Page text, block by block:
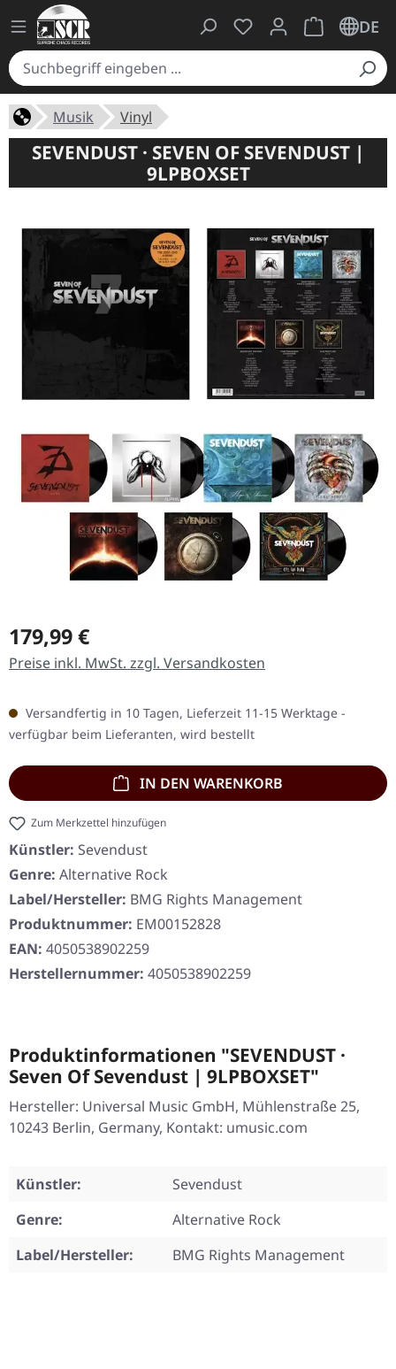
Du hast 0 Produkte
Warenkorb
DE
Musik Vinyl
SEVENDUST · SEVEN OF SEVENDUST |
9LPBOXSET
Regulärer Preis:
179,99 €
Preise inkl. MwSt. zzgl. Versandkosten
Versandfertig in 10 Tagen, Lieferzeit 11-15 Werktage -
verfügbar beim Lieferanten, wird bestellt
IN DEN WARENKORB
Zum Merkzettel hinzufügen
Künstler: Sevendust
Genre: Alternative Rock
Label/Hersteller: BMG Rights Management
Produktnummer: EM00152828
EAN: 4050538902259
Herstellernummer: 4050538902259
Produktinformationen "SEVENDUST ·
Seven Of Sevendust | 9LPBOXSET"
Hersteller: Universal Music GmbH, Mühlenstraße 25,
10243 Berlin, Germany, Kontakt: umusic.com
Künstler:
Sevendust
Genre:
Alternative Rock
Label/Hersteller:
BMG Rights Management